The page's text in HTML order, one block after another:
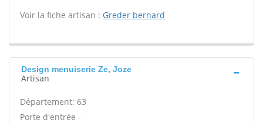
Voir la fiche artisan : Greder bernard
Design menuiserie Ze, Joze
Artisan
Département: 63
Porte d'entrée -